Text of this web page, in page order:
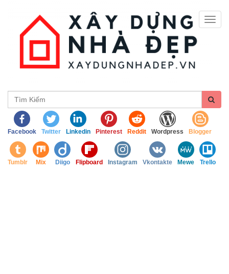
Facebook Twitter Linkedin Pinterest Reddit Wordpress Blogger
Tumblr Mix Diigo Flipboard Instagram Vkontakte Mewe Trello